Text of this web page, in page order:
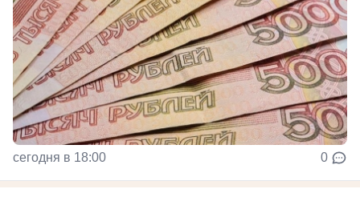
сегодня в 18:00 0